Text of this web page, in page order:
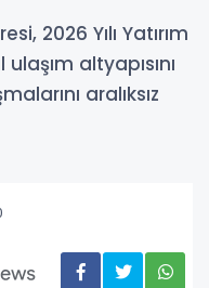
2026 Yılı Yatırım
altyapısını
aralıksız